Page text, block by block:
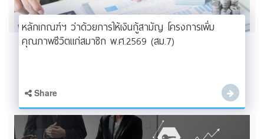
หลักเกณฑ์ฯ ว่าด้วยการให้เงินกู้สามัญ โครงการเพิ่ม
คุณภาพชีวิตแก่สมาชิก พ.ศ.2569 (สม.7)
Share